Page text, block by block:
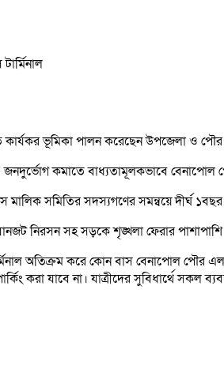
কার্যকর ভূমিকা পালন করেছেন উপজেলা ও পৌর
কমাতে বাধ্যতামূলকভাবে বেনাপোল
মালিক সমিতির সদস্যগণের সমন্বয়ে দীর্ঘ
নিরসন সহ সড়কে শৃঙ্খলা ফেরার পাশাপাশি
অতিক্রম করে কোন বাস বেনাপোল
করা যাবে না। যাত্রীদের সুবিধার্থে সকল